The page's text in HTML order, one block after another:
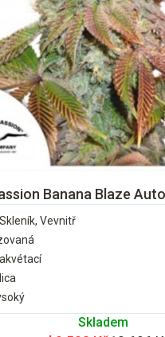
Banana Blaze
Vevnitř
Skladem